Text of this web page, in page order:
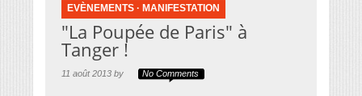
EVÈNEMENTS · MANIFESTATION
"La Poupée de Paris" à
Tanger !
11 août 2013 by No Comments